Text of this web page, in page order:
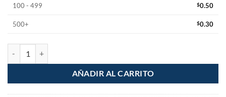
100 - 499 $0.50
500+ $0.30
AÑADIR AL CARRITO